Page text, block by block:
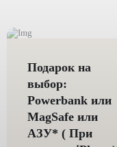
Подарок на
выбор:
Powerbank или
MagSafe или
AЗУ* ( При